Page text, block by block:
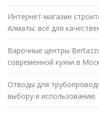
Интернет-магазин
Алматы: всё для
Варочные центры
современной кухни в
Отводы для
выбору и использованию